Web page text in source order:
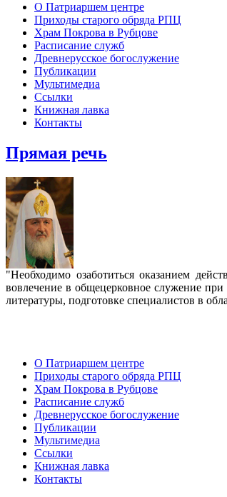
О Патриаршем центре
Приходы старого обряда РПЦ
Храм Покрова в Рубцове
Расписание служб
Древнерусское богослужение
Публикации
Мультимедиа
Ссылки
Книжная лавка
Контакты
Прямая речь
"Необходимо озаботиться оказанием
вовлечение в общецерковное служение
литературы, подготовке специалистов в
О Патриаршем центре
Приходы старого обряда РПЦ
Храм Покрова в Рубцове
Расписание служб
Древнерусское богослужение
Публикации
Мультимедиа
Ссылки
Книжная лавка
Контакты